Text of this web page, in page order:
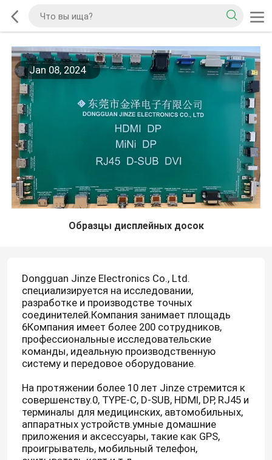
Jan 08, 2024
Образцы дисплейных досок
Dongguan Jinze Electronics Co., Ltd.
специализируется на исследовании,
разработке и производстве точных
соединителей.Компания занимает площадь
6Компания имеет более 200 сотрудников,
профессиональные исследовательские
команды, идеальную производственную
систему и передовое оборудование.
На протяжении более 10 лет Jinze стремится к
совершенству.0, TYPE-C, D-SUB, HDMI, DP, RJ45 и
терминалы для медицинских, автомобильных,
аппаратных устройств.умные домашние
приложения и аксессуары, такие как GPS,
проигрыватель, мобильный телефон,